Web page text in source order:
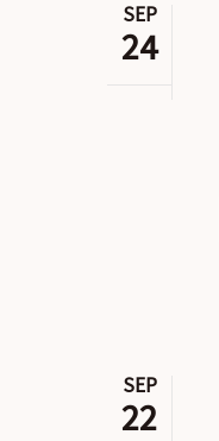
SEP
24
SEP
22